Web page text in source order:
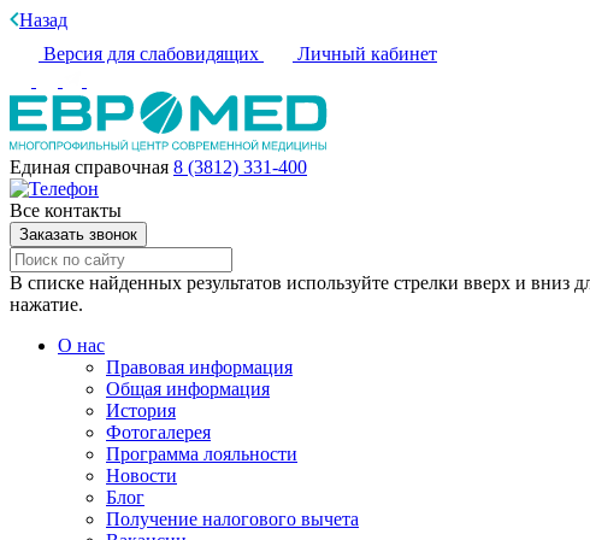
Назад
Версия для слабовидящих
Личный кабинет
Единая справочная 8 (3812) 331-400
Все контакты
Заказать звонок
В списке найденных результатов используйте стрелки вверх и
нажатие.
О нас
Правовая информация
Общая информация
История
Фотогалерея
Программа лояльности
Новости
Блог
Получение налогового вычета